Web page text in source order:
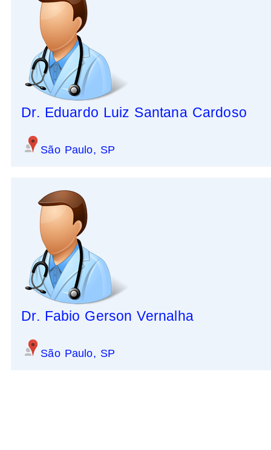
Dr. Eduardo Luiz Santana Cardoso
São Paulo, SP
Dr. Fabio Gerson Vernalha
São Paulo, SP